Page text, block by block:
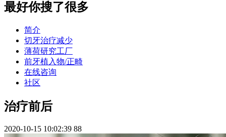
最好你搜了很多
简介
切牙治疗减少
薄荷研究工厂
前牙植入物/正畸
在线咨询
社区
治疗前后
2020-10-15 10:02:39 88